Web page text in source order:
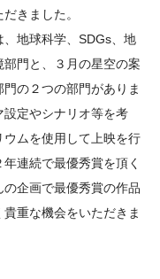
団アーカイブ
きました。
、地球科学、SDGs、地
門と、３月の星空の案
の２つの部門がありま
定やシナリオ等を考
ムを使用して上映を行
連続で最優秀賞を頂く
企画で最優秀賞の作品
重な機会をいただきま